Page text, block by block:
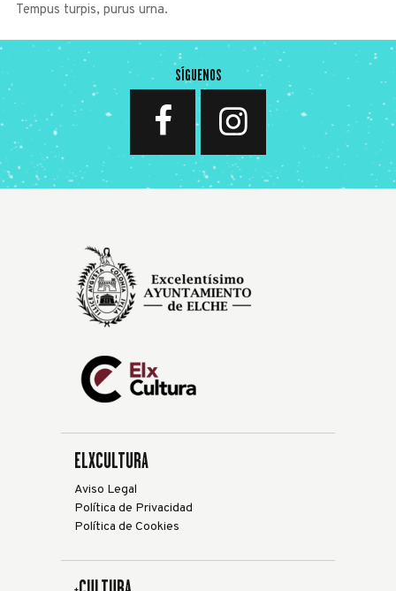
Tempus turpis, purus urna.
SÍGUENOS
ELXCULTURA
Aviso Legal
Política de Privacidad
Política de Cookies